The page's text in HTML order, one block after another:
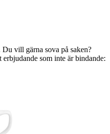
vill gärna sova på saken?
som inte är bindande: